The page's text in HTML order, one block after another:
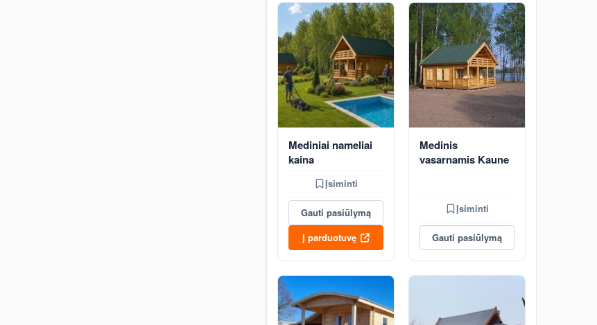
Mediniai nameliai
kaina
Įsiminti
Gauti pasiūlymą
Į parduotuvę
Medinis
vasarnamis Kaune
Įsiminti
Gauti pasiūlymą